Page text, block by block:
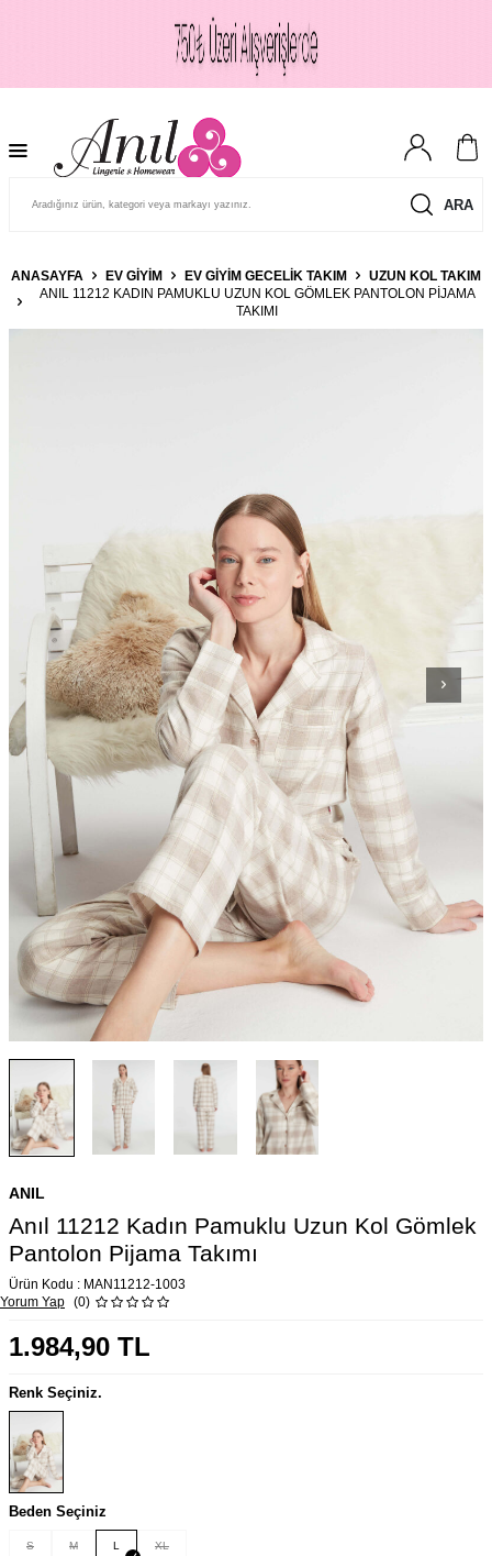
ARA
ANASAYFA EV GIYIM EV GIYIM GECELIK TAKIM
UZUN KOL TAKIM
ANIL 11212 KADIN PAMUKLU UZUN KOL GÖMLEK PANTOLON PIJAMA
TAKIMI
ANIL
Anıl 11212 Kadın Pamuklu Uzun Kol Gömlek
Pantolon Pijama Takımı
Ürün Kodu : MAN11212-1003
Yorum Yap (0)
1.984,90 TL
Renk Seçiniz.
Beden Seçiniz
S M L XL